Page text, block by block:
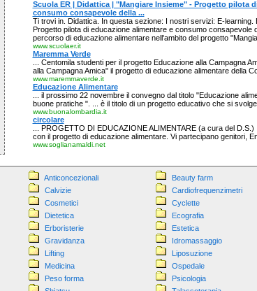
Scuola ER | Didattica | "Mangiare Insieme" - Progetto pilota
consumo consapevole della ...
Ti trovi in. Didattica. In questa sezione: I nostri servizi: E-learning.
Progetto pilota di educazione alimentare e consumo consapevole
percorso di educazione alimentare nell'ambito del progetto
www.scuolaer.it
Maremma Verde
... Centomila studenti per il progetto Educazione alla Campagna
alla Campagna Amica" il progetto di educazione alimentare della
www.maremmaverde.it
Educazione Alimentare
... il prossimo 22 novembre il convegno dal titolo "Educazione
buone pratiche ". ... è il titolo di un progetto educativo che si svolge
www.buonalombardia.it
circolare
... PROGETTO DI EDUCAZIONE ALIMENTARE (a cura del
con il progetto di educazione alimentare. Vi partecipano genitori,
www.soglianamaldi.net
Anticoncezionali Beauty farm
Calvizie Cardiofrequenzimetri
Cosmetici Cyclette
Dietetica Ecografia
Erboristerie Estetica
Gravidanza Idromassaggio
Lifting Liposuzione
Medicina Ospedale
Peso forma Psicologia